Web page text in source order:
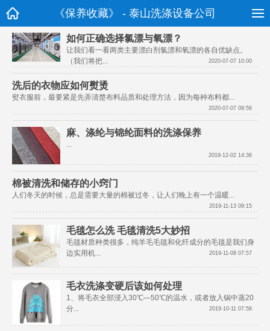
《保养收藏》 - 泰山洗涤设备公司
如何正确选择氯漂与氧漂？
让我们看一看两类主要漂白剂氯漂和氧漂的各自优缺点。
2020-07-07 10:00
洗后的衣物应如何熨烫
2020-07-07 09:56
麻、涤纶与锦纶面料的洗涤保养
2019-12-02 14:36
棉被清洗和储存的小窍门
2019-11-13 09:15
毛毯怎么洗 毛毯清洗5大妙招
毛毯材质种类很多，纯羊毛毛毯和化纤成分的毛毯是我们身
2019-11-08 07:57
毛衣洗涤变硬后该如何处理
1、将毛衣全部浸入30℃—50℃的温水，或者放入锅中蒸20
2019-10-11 07:58